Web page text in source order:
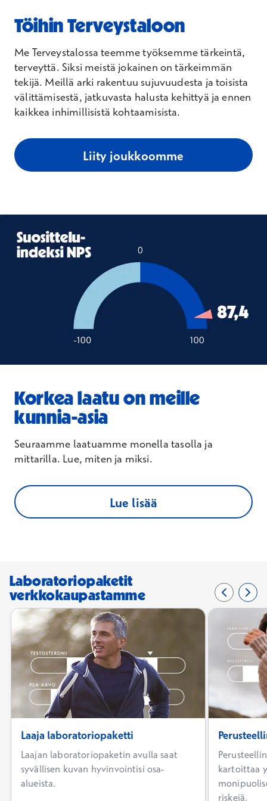
Töihin Terveystaloon
Me Terveystalossa teemme työksemme tärkeintä,
terveyttä. Siksi meistä jokainen on tärkeimmän
tekijä. Meillä arki rakentuu sujuvuudesta ja toisista
välittämisestä, jatkuvasta halusta kehittyä ja ennen
kaikkea inhimillisistä kohtaamisista.
Liity joukkoomme
Korkea laatu on meille
kunnia-asia
Seuraamme laatuamme monella tasolla ja
mittarilla. Lue, miten ja miksi.
Lue lisää
Laboratoriopaketit
verkkokaupastamme
Edellinen
0/3 2/3
Laaja laboratoriopaketti
Laajan laboratoriopaketin avulla saat
syvällisen kuvan hyvinvointisi osa-
alueista.
kartoittaa
riskejä.